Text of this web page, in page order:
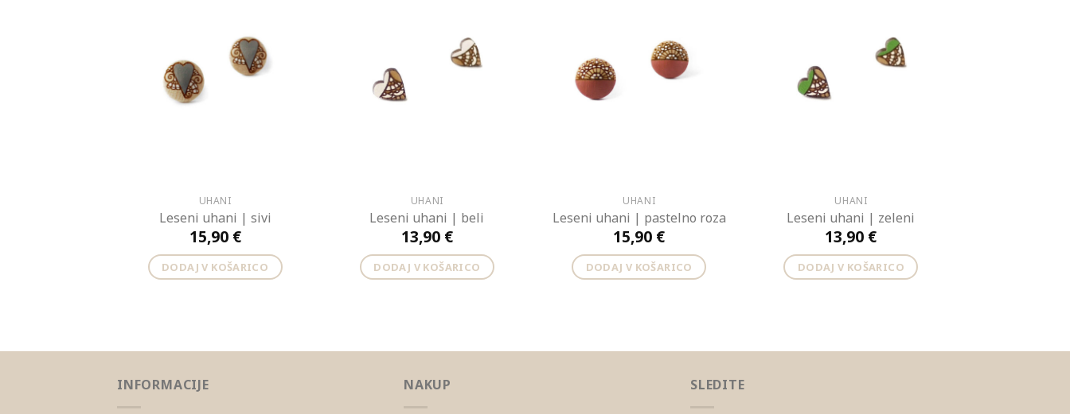
UHANI
Leseni uhani | sivi
15,90 €
DODAJ V KOŠARICO
UHANI
Leseni uhani | beli
13,90 €
DODAJ V KOŠARICO
UHANI
Leseni uhani | pastelno roza
15,90 €
DODAJ V KOŠARICO
UHANI
Leseni uhani | zeleni
13,90 €
DODAJ V KOŠARICO
INFORMACIJE NAKUP SLEDITE